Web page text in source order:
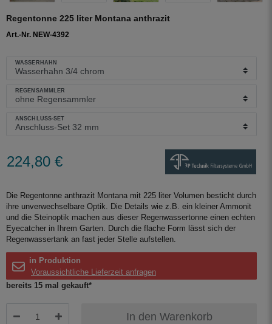
Regentonne 225 liter Montana anthrazit
Art.-Nr. NEW-4392
224,80 €
WASSERHAHN
REGENSAMMLER
ANSCHLUSS-SET
Die Regentonne anthrazit Montana mit 225 liter Volumen besticht durch
ihre unverwechselbare Optik. Die Details wie z.B. ein kleiner Ammonit
und die Steinoptik machen aus dieser Regenwassertonne einen echten
Eyecatcher in Ihrem Garten. Durch die flache Form lässt sich der
Regenwassertank an fast jeder Stelle aufstellen.
in Produktion
Voraussichtliche Lieferzeit anfragen
bereits 15 mal gekauft*
In den Warenkorb